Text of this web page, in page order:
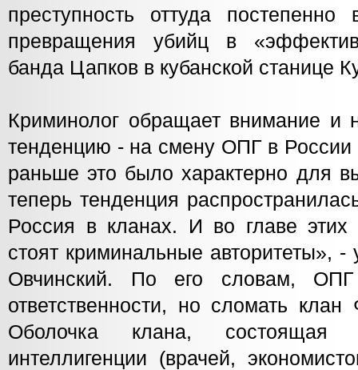
преступность оттуда постепенно
превращения убийц в
банда Цапков в кубанской станице
Криминолог обращает внимание
тенденцию - на смену ОПГ в
раньше это было характерно для
теперь тенденция
Россия в кланах. И во главе этих
стоят криминальные авторитеты»,
Овчинский. По его словам,
ответственности, но сломать
Оболочка клана, состоящая
интеллигенции (врачей,